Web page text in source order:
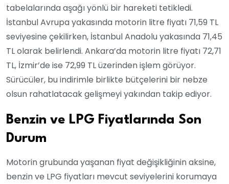
tabelalarında aşağı yönlü bir hareketi tetikledi.
İstanbul Avrupa yakasında motorin litre fiyatı 71,59 TL
seviyesine çekilirken, İstanbul Anadolu yakasında 71,45
TL olarak belirlendi. Ankara’da motorin litre fiyatı 72,71
TL, İzmir’de ise 72,99 TL üzerinden işlem görüyor.
Sürücüler, bu indirimle birlikte bütçelerini bir nebze
olsun rahatlatacak gelişmeyi yakından takip ediyor.
Benzin ve LPG Fiyatlarında Son
Durum
Motorin grubunda yaşanan fiyat değişikliğinin aksine,
benzin ve LPG fiyatları mevcut seviyelerini korumaya